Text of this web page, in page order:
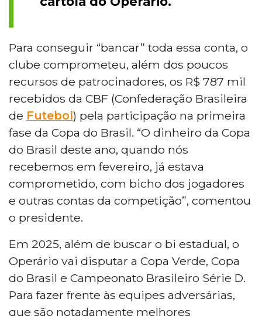
Para conseguir “bancar” toda essa conta, o
clube comprometeu, além dos poucos
recursos de patrocinadores, os R$ 787 mil
recebidos da CBF (Confederação Brasileira
de Futebol) pela participação na primeira
fase da Copa do Brasil. “O dinheiro da Copa
do Brasil deste ano, quando nós
recebemos em fevereiro, já estava
comprometido, com bicho dos jogadores
e outras contas da competição”, comentou
o presidente.
Em 2025, além de buscar o bi estadual, o
Operário vai disputar a Copa Verde, Copa
do Brasil e Campeonato Brasileiro Série D.
Para fazer frente às equipes adversárias,
que são notadamente melhores